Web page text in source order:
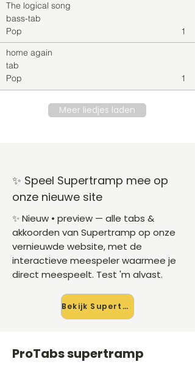
The logical song
bass-tab
Pop
1
home again
tab
Pop
1
Meer liedjes laden
✨ Speel Supertramp mee op
onze nieuwe site
✨ Nieuw • preview — alle tabs &
akkoorden van Supertramp op onze
vernieuwde website, met de
interactieve meespeler waarmee je
direct meespeelt. Test 'm alvast.
Bekijk Supertramp →
ProTabs supertramp